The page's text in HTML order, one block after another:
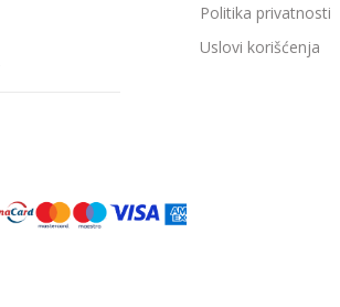
Politika privatnosti
Uslovi korišćenja